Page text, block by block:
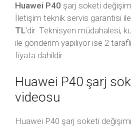
Huawei P40 şarj soketi
İletişim teknik servis garantisi
TL‘dir. Teknisyen müdahalesi,
ile gönderim yapılıyor ise 2
fiyata dahildir.
Huawei P40 şarj
videosu
Huawei P40 şarj soketi